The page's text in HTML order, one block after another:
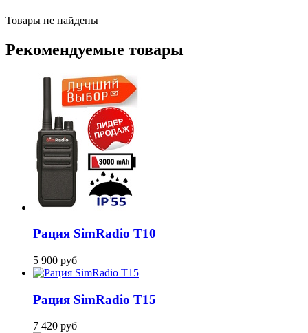
Товары не найдены
Рекомендуемые товары
Рация SimRadio T10
5 900 руб
Рация SimRadio T15
7 420 руб